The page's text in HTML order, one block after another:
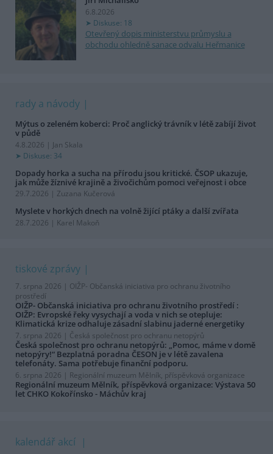
6.8.2026
Diskuse: 18
Otevřený dopis ministerstvu průmyslu a
obchodu ohledně sanace odvalu Heřmanice
rady a návody
Mýtus o zeleném koberci: Proč anglický trávník v létě zabíjí život
v půdě
4.8.2026 | Jan Skala
Diskuse: 34
Dopady horka a sucha na přírodu jsou kritické. ČSOP ukazuje,
jak může žíznivé krajině a živočichům pomoci veřejnost i obce
29.7.2026 | Zuzana Kučerová
Myslete v horkých dnech na volně žijící ptáky a další zvířata
28.7.2026 | Karel Makoň
tiskové zprávy
7. srpna 2026 | OIŽP- Občanská iniciativa pro ochranu životního
prostředí
OIŽP- Občanská iniciativa pro ochranu životního prostředí :
OIŽP: Evropské řeky vysychají a voda v nich se otepluje:
Klimatická krize odhaluje zásadní slabinu jaderné energetiky
7. srpna 2026 | Česká společnost pro ochranu netopýrů
Česká společnost pro ochranu netopýrů: „Pomoc, máme v domě
netopýry!“ Bezplatná poradna ČESON je v létě zavalena
telefonáty. Sama potřebuje finanční podporu.
6. srpna 2026 | Regionální muzeum Mělník, příspěvková organizace
Regionální muzeum Mělník, příspěvková organizace: Výstava 50
let CHKO Kokořínsko - Máchův kraj
kalendář akcí